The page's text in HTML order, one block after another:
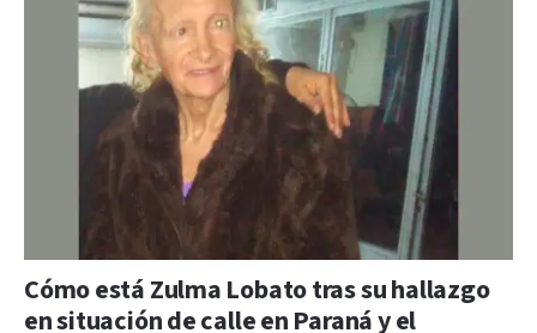
Cómo está Zulma Lobato tras su hallazgo
en situación de calle en Paraná y el